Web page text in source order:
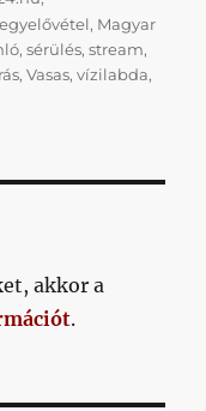
, Magyar
,sérülés,stream,
,Vasas,vízilabda,
akkor a
.